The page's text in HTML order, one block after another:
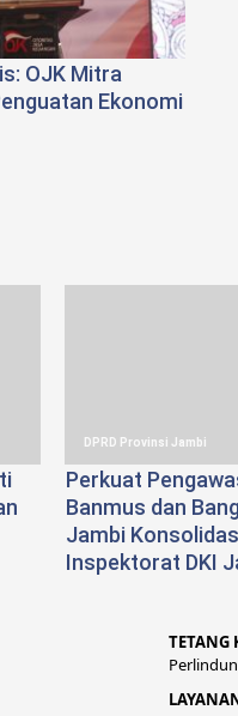
OJK Mitra
Ekonomi
DPRD Provinsi Jambi
Perkuat
Banmus dan
Jambi
Inspektorat DKI
TETANG